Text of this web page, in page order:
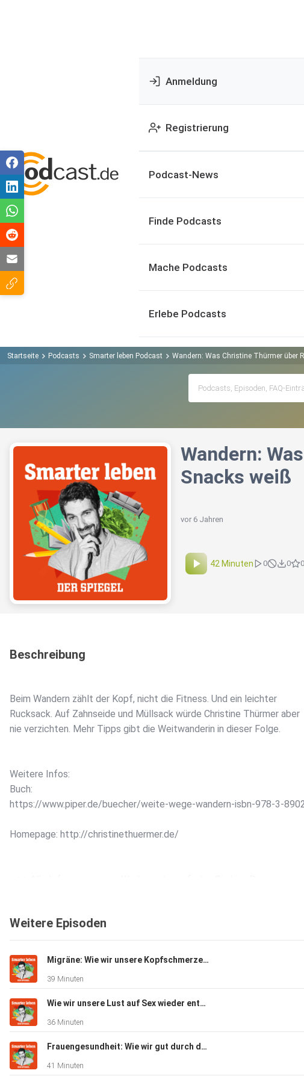
Anmeldung
Registrierung
Podcast-News
Finde Podcasts
Mache Podcasts
Erlebe Podcasts
Startseite Podcasts Smarter leben Podcast Wandern: Was Christine Thürmer über
Wandern:
Snacks weiß
vor 6 Jahren
42 Minuten 0 0 0
Beschreibung
Beim Wandern zählt der Kopf, nicht die Fitness. Und ein leichter
Rucksack. Auf Zahnseide und Müllsack würde Christine Thürmer aber
nie verzichten. Mehr Tipps gibt die Weitwanderin in dieser Folge.
Weitere Infos:
Buch:
https://www.piper.de/buecher/weite-wege-wandern-isbn-978-3-
Homepage: http://christinethuermer.de/
Mehr Hintergründe zum Thema erhalten Sie mit SPIEGEL+. Entdecken
Sie die digitale Welt des SPIEGEL, unter spiegel.de/abonnieren
finden Sie das passende Angebot.
Weitere Episoden
Migräne: Wie wir unsere Kopfschmerzen verstehen und lindern können
39 Minuten
Wie wir unsere Lust auf Sex wieder entdecken können (mit Stephanie Kossow)
36 Minuten
Frauengesundheit: Wie wir gut durch die Wechseljahre kommen (Mit Katrin Schaudig)
41 Minuten